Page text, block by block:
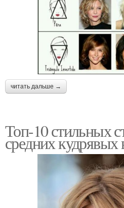
читать дальше →
Топ-10 стильных
средних кудрявых